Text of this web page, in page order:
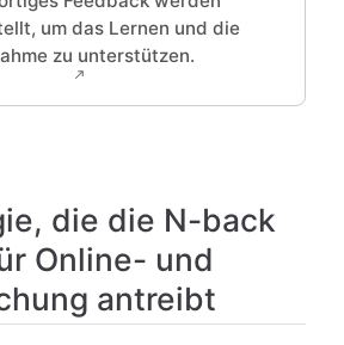
um das Lernen und die
zu unterstützen.
die die N-back
Online- und
antreibt